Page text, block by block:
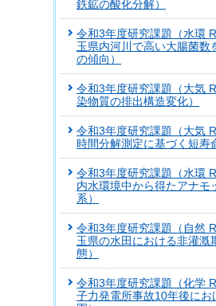
鉄鉱の酸化分解）
令和3年度研究課題（水環
玉県内河川で高い大腸菌数
の傾向）
令和3年度研究課題（大気
染物質の排出構造変化）
令和3年度研究課題（大気
時間分解測定に基づく短寿
令和3年度研究課題（水環
内水環境中から得たアナモ
系）
令和3年度研究課題（自然
玉県の水田における非灌漑
態）
令和3年度研究課題（化学
子力発電所事故10年後にお